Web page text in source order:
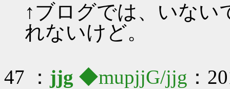
↑ブログでは、いない
れないけど。
47 ： jjg ◆mupjjG/jjg ：